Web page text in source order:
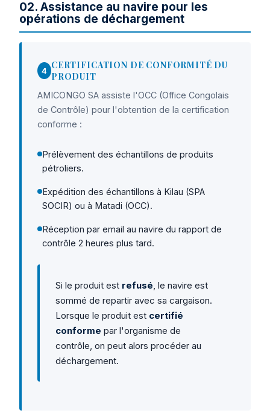
02. Assistance au navire pour les
opérations de déchargement
4 CERTIFICATION DE CONFORMITÉ DU
PRODUIT
AMICONGO SA assiste l'OCC (Office Congolais
de Contrôle) pour l'obtention de la certification
conforme :
Prélèvement des échantillons de produits
pétroliers.
Expédition des échantillons à Kilau (SPA
SOCIR) ou à Matadi (OCC).
Réception par email au navire du rapport de
contrôle 2 heures plus tard.
Si le produit est refusé , le navire est
sommé de repartir avec sa cargaison.
Lorsque le produit est certifié
conforme par l'organisme de
contrôle, on peut alors procéder au
déchargement.